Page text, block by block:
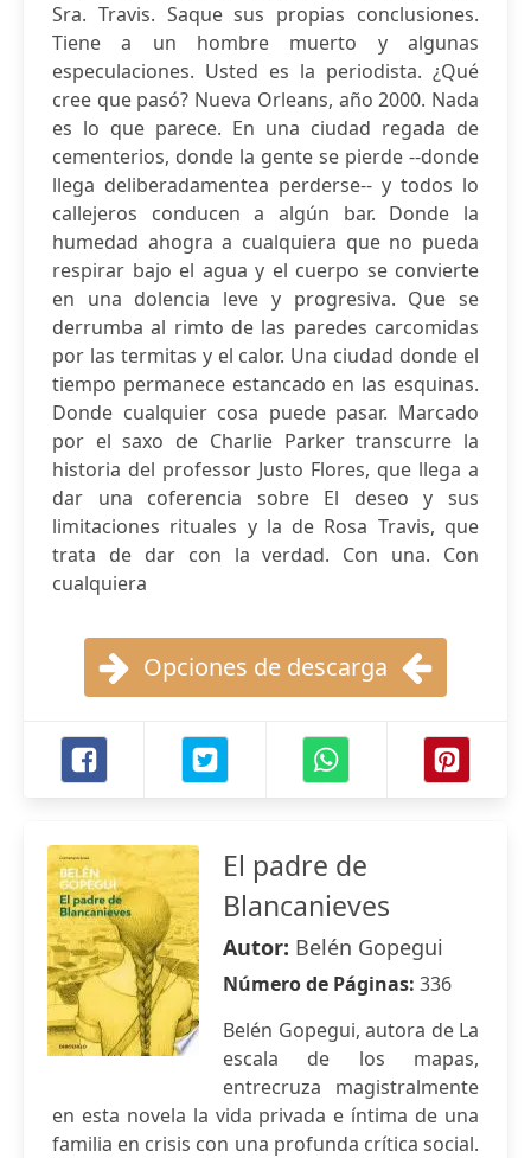
Sra. Travis. Saque sus propias conclusiones.
Tiene a un hombre muerto y algunas
especulaciones. Usted es la periodista. ¿Qué
cree que pasó? Nueva Orleans, año 2000. Nada
es lo que parece. En una ciudad regada de
cementerios, donde la gente se pierde --donde
llega deliberadamentea perderse-- y todos lo
callejeros conducen a algún bar. Donde la
humedad ahogra a cualquiera que no pueda
respirar bajo el agua y el cuerpo se convierte
en una dolencia leve y progresiva. Que se
derrumba al rimto de las paredes carcomidas
por las termitas y el calor. Una ciudad donde el
tiempo permanece estancado en las esquinas.
Donde cualquier cosa puede pasar. Marcado
por el saxo de Charlie Parker transcurre la
historia del professor Justo Flores, que llega a
dar una coferencia sobre El deseo y sus
limitaciones rituales y la de Rosa Travis, que
trata de dar con la verdad. Con una. Con
cualquiera
Opciones de descarga
El padre de
Blancanieves
Autor: Belén Gopegui
Número de Páginas: 336
Belén Gopegui, autora de La
escala de los mapas,
entrecruza magistralmente
en esta novela la vida privada e íntima de una
familia en crisis con una profunda crítica social.